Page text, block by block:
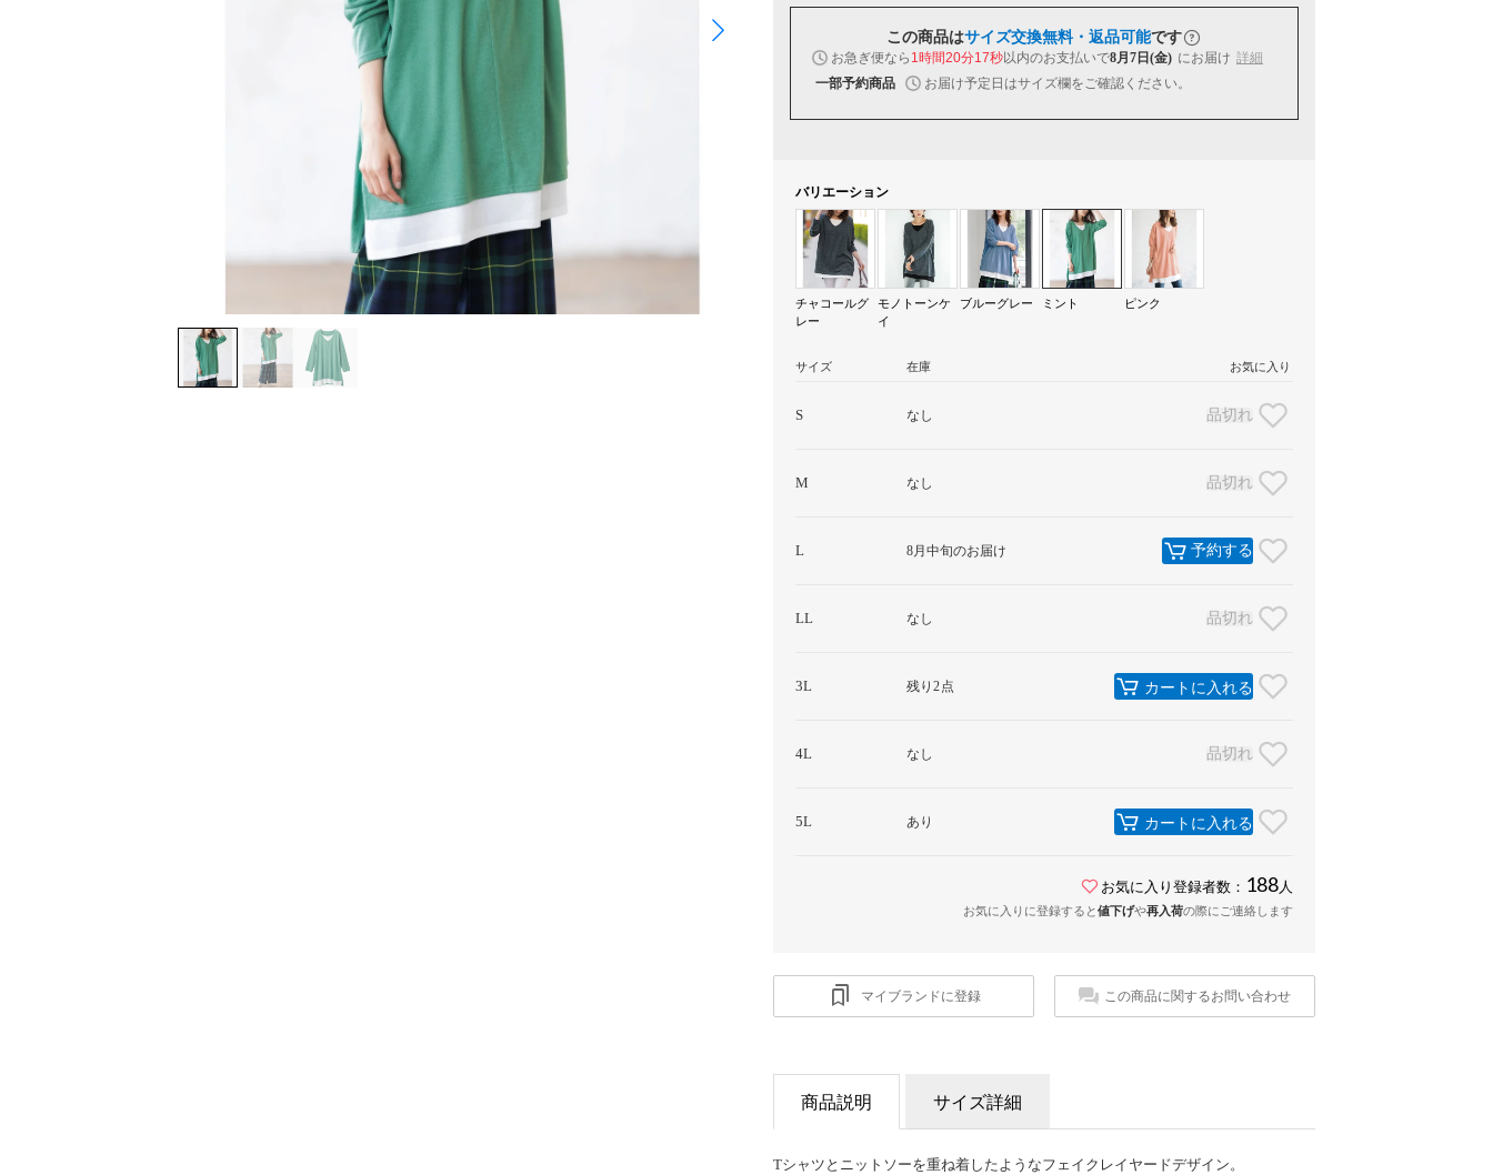
この商品はサイズ交換無料・返品可能です
お急ぎ便なら 1時間20分16秒以内のお支払いで8月7日(金) にお届け 詳細
一部予約商品
お届け予定日はサイズ欄をご確認ください。
バリエーション
チャコールグ
レー
モノトーンケ
イ
ブルーグレー ミント ピンク
サイズ 在庫 お気に入り
S なし 品切れ
M なし 品切れ
L 8月中旬のお届け 予約する
LL なし 品切れ
3L 残り2点 カートに入れる
4L なし 品切れ
5L あり カートに入れる
お気に入り登録者数： 188 人
お気に入りに登録すると値下げや再入荷の際にご連絡します
マイブランドに登録 この商品に関するお問い合わせ
商品説明 サイズ詳細
Tシャツとニットソーを重ね着したようなフェイクレイヤードデザイン。